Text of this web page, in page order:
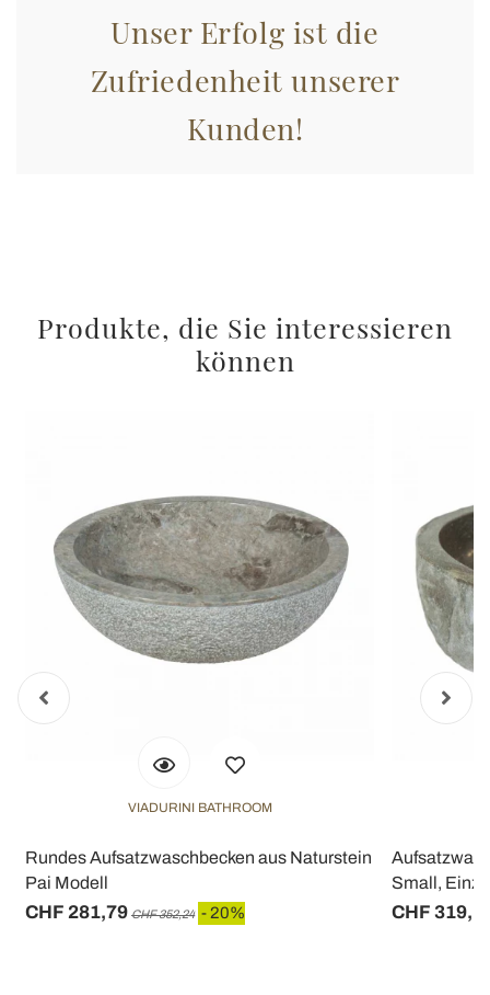
Unser Erfolg ist die
Zufriedenheit unserer
Kunden!
Produkte, die Sie interessieren
können
VIADURINI BATHROOM
Rundes Aufsatzwaschbecken aus Naturstein
Pai Modell
CHF 281,79 CHF 352,24 - 20%
Small,
CHF